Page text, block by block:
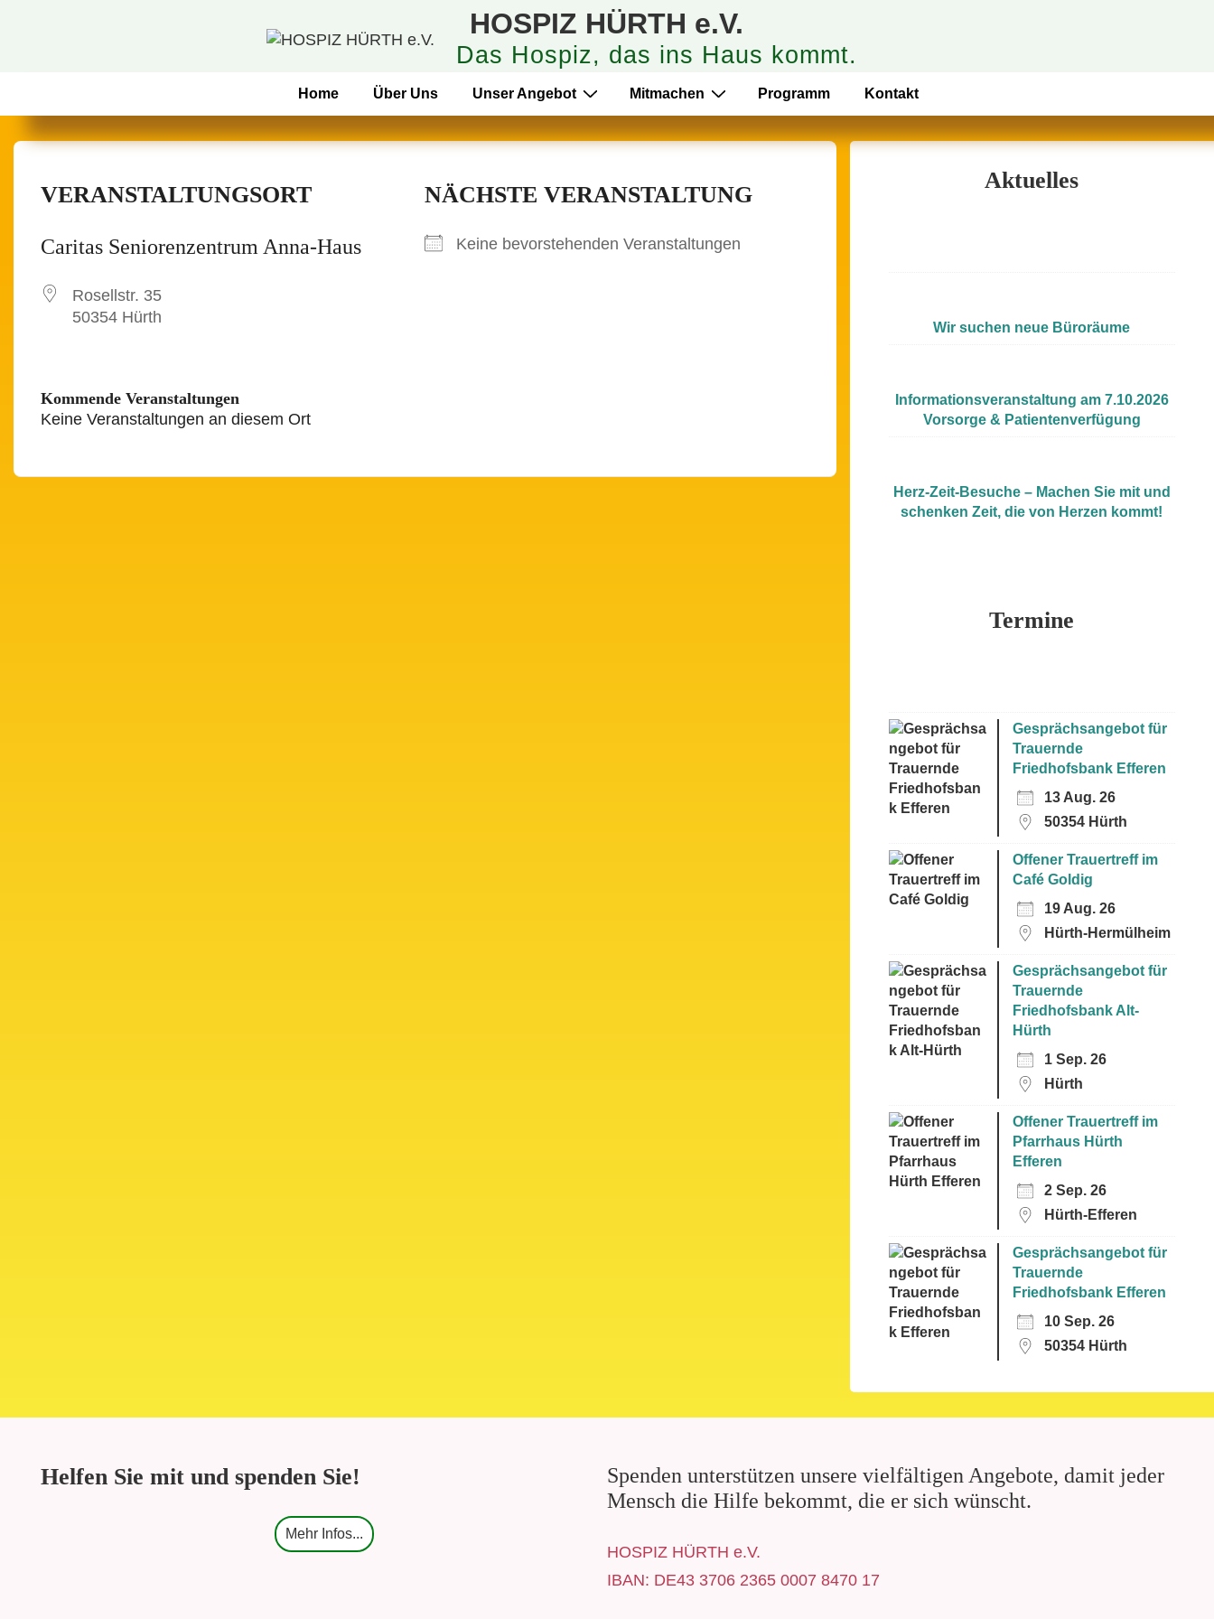
HOSPIZ HÜRTH e.V.
Das Hospiz, das ins Haus kommt.
Hauptnavigation
Home Über Uns Unser Angebot Mitmachen Programm Kontakt
VERANSTALTUNGSORT
Caritas Seniorenzentrum Anna-Haus
Rosellstr. 35
50354 Hürth
NÄCHSTE VERANSTALTUNG
Keine bevorstehenden Veranstaltungen
Kommende Veranstaltungen
Keine Veranstaltungen an diesem Ort
Aktuelles
Wir suchen neue Büroräume
Informationsveranstaltung am 7.10.2026
Vorsorge & Patientenverfügung
Herz-Zeit-Besuche – Machen Sie mit und
schenken Zeit, die von Herzen kommt!
Termine
Gesprächsangebot für
Trauernde
Friedhofsbank Efferen
13 Aug. 26
50354 Hürth
Offener Trauertreff im
Café Goldig
19 Aug. 26
Hürth-Hermülheim
Gesprächsangebot für
Trauernde
Friedhofsbank Alt-
Hürth
1 Sep. 26
Hürth
Offener Trauertreff im
Pfarrhaus Hürth
Efferen
2 Sep. 26
Hürth-Efferen
Gesprächsangebot für
Trauernde
Friedhofsbank Efferen
10 Sep. 26
50354 Hürth
Helfen Sie mit und spenden Sie!
Mehr Infos...
Spenden unterstützen unsere vielfältigen Angebote, damit jeder
Mensch die Hilfe bekommt, die er sich wünscht.
HOSPIZ HÜRTH e.V.
IBAN: DE43 3706 2365 0007 8470 17